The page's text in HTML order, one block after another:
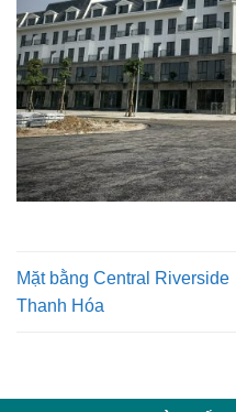
Mặt bằng Central Riverside
Thanh Hóa